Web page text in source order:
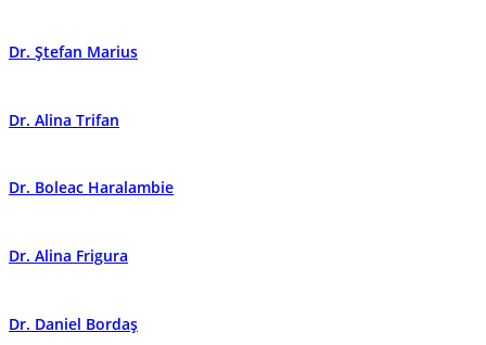
Dr. Ștefan Marius
Dr. Alina Trifan
Dr. Boleac Haralambie
Dr. Alina Frigura
Dr. Daniel Bordaș